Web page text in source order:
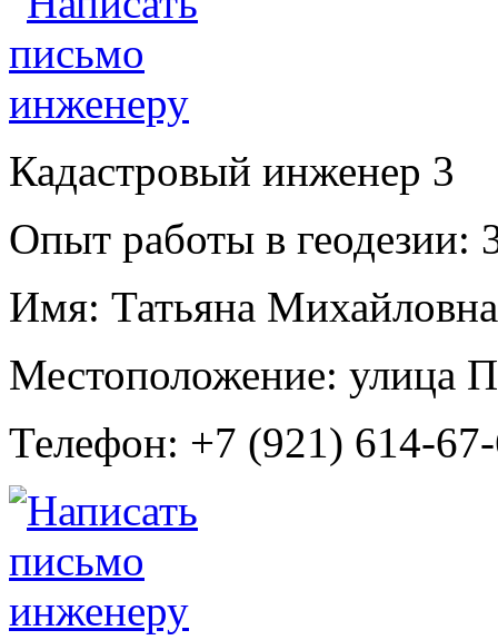
Кадастровый инженер 3
Опыт работы в геодезии:
Имя: Татьяна Михайловна
Местоположение: улица
Телефон: +7 (921) 614-